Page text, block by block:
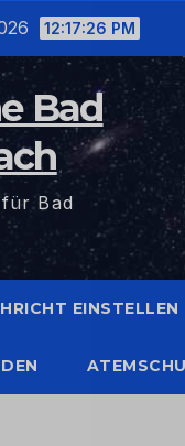
12:17:26 PM
Bad
Bad
EINSTELLEN